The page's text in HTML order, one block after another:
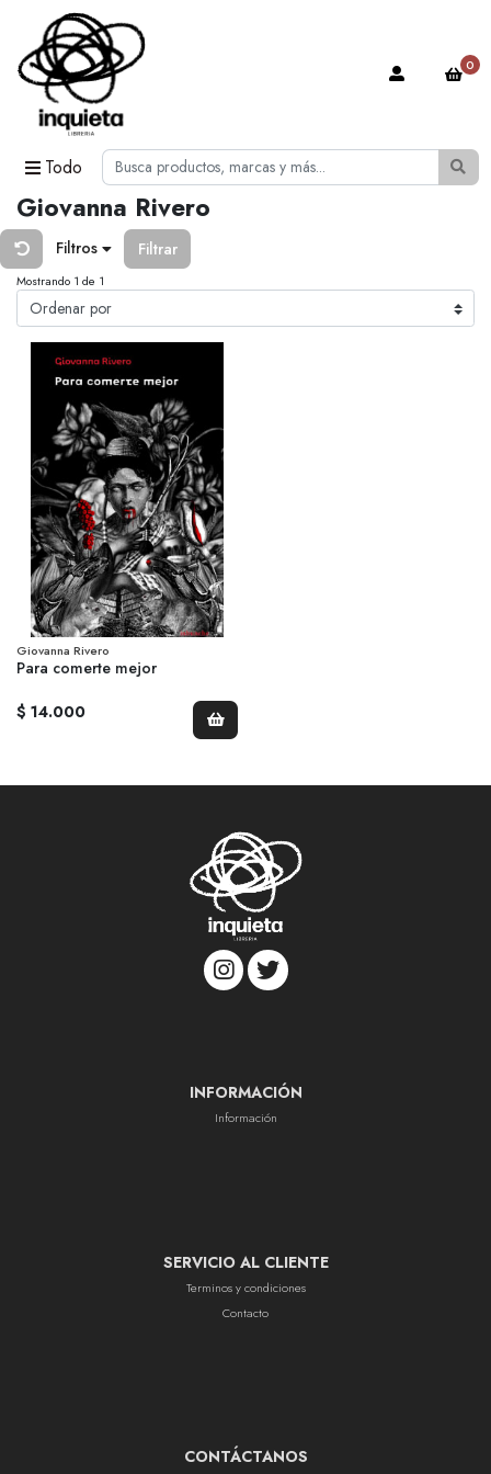
Todo
0
Giovanna Rivero
Filtros Filtrar
Mostrando 1 de 1
Giovanna Rivero
Para comerte mejor
$ 14.000
INFORMACIÓN
Información
SERVICIO AL CLIENTE
Terminos y condiciones
Contacto
CONTÁCTANOS